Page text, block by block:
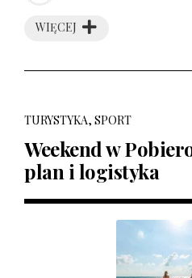
WIĘCEJ
TURYSTYKA, SPORT
Weekend w
plan i logistyka